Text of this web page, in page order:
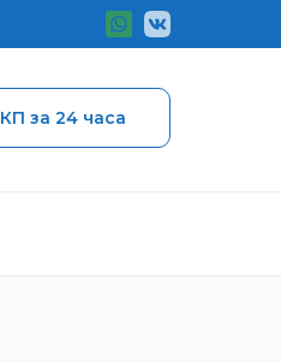
КП за 24 часа